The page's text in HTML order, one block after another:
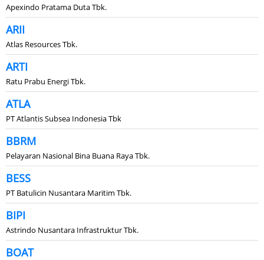
Apexindo Pratama Duta Tbk.
ARII
Atlas Resources Tbk.
ARTI
Ratu Prabu Energi Tbk.
ATLA
PT Atlantis Subsea Indonesia Tbk
BBRM
Pelayaran Nasional Bina Buana Raya Tbk.
BESS
PT Batulicin Nusantara Maritim Tbk.
BIPI
Astrindo Nusantara Infrastruktur Tbk.
BOAT